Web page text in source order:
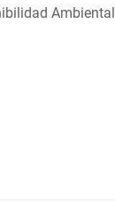
Ambiental